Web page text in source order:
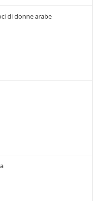
di donne arabe